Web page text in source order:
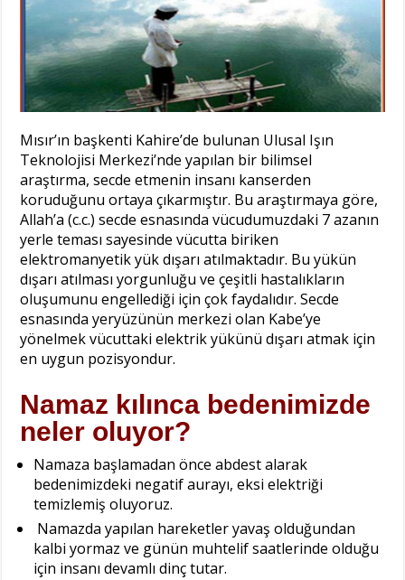
Mısır’ın başkenti Kahire’de bulunan Ulusal Işın
Teknolojisi Merkezi’nde yapılan bir bilimsel
araştırma, secde etmenin insanı kanserden
koruduğunu ortaya çıkarmıştır. Bu araştırmaya göre,
Allah’a (c.c.) secde esnasında vücudumuzdaki 7 azanın
yerle teması sayesinde vücutta biriken
elektromanyetik yük dışarı atılmaktadır. Bu yükün
dışarı atılması yorgunluğu ve çeşitli hastalıkların
oluşumunu engellediği için çok faydalıdır. Secde
esnasında yeryüzünün merkezi olan Kabe’ye
yönelmek vücuttaki elektrik yükünü dışarı atmak için
en uygun pozisyondur.
Namaz kılınca bedenimizde
neler oluyor?
Namaza başlamadan önce abdest alarak
bedenimizdeki negatif aurayı, eksi elektriği
temizlemiş oluyoruz.
Namazda yapılan hareketler yavaş olduğundan
kalbi yormaz ve günün muhtelif saatlerinde olduğu
için insanı devamlı dinç tutar.